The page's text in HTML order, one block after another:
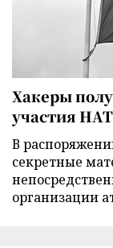
Хакеры
участия
В
секретные
организации